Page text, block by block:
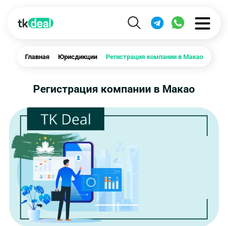
Главная Юрисдикции Регистрация компании в Макао
Регистрация компании в Макао